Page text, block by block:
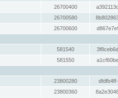
26700400
26700580
26700600
581540
581550
23800280
23800360